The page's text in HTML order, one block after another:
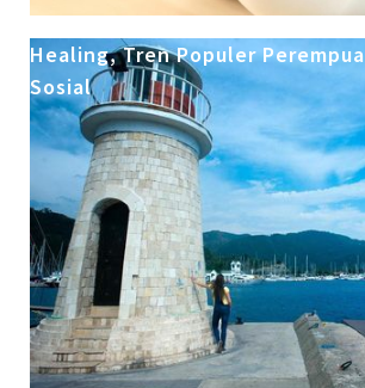
Healing, Tren Populer
Sosial